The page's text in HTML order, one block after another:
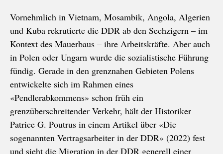
Vornehmlich in Vietnam, Mosambik, Angola, Algerien
und Kuba rekrutierte die DDR ab den Sechzigern – im
Kontext des Mauerbaus – ihre Arbeitskräfte. Aber auch
in Polen oder Ungarn wurde die sozialistische Führung
fündig. Gerade in den grenznahen Gebieten Polens
entwickelte sich im Rahmen eines
«Pendlerabkommens» schon früh ein
grenzüberschreitender Verkehr, hält der Historiker
Patrice G. Poutrus in einem Artikel über «Die
sogenannten Vertragsarbeiter in der DDR» (2022) fest
und sieht die Migration in der DDR generell einer